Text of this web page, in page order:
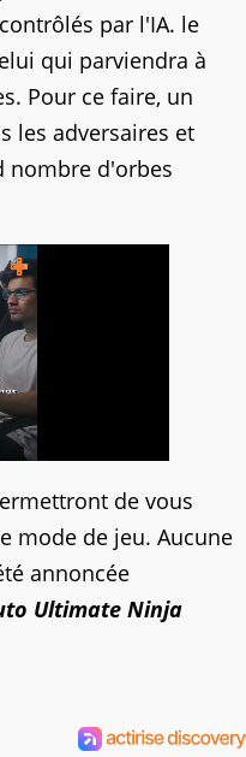
par l'IA. le
qui parviendra à
Pour ce faire, un
les adversaires et
nombre d'orbes
de vous
mode de jeu. Aucune
annoncée
Ultimate Ninja